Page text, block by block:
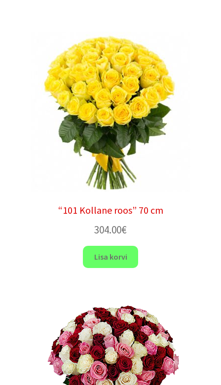
“101 Kollane roos” 70 cm
304.00€
Lisa korvi